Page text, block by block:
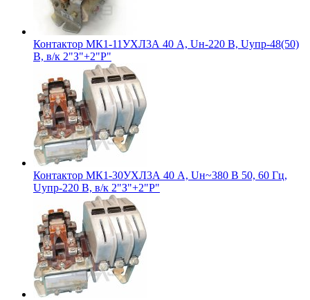
Контактор МК1-11УХЛ3А 40 А, Uн-220 В, Uупр-48(50)
В, в/к 2"З"+2"Р"
Контактор МК1-30УХЛ3А 40 А, Uн~380 В 50, 60 Гц,
Uупр-220 В, в/к 2"З"+2"Р"